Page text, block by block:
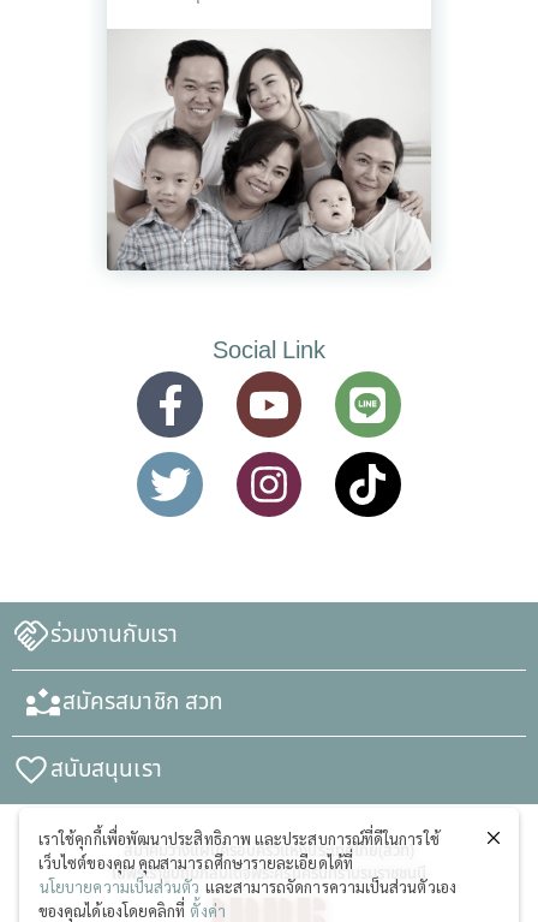
Social Link
ร่วมงานกับเรา
สมัครสมาชิก สวท
สนับสนุนเรา
สมาคมวางแผนครอบครัวแห่งประเทศไทย(สวท)
ในพระราชูปถัมภ์สมเด็จพระศรีนครินทราบรมราชชนนี
เราใช้คุกกี้เพื่อพัฒนาประสิทธิภาพ และประสบการณ์ที่ดีในการใช้
เว็บไซต์ของคุณ คุณสามารถศึกษารายละเอียดได้ที่
นโยบายความเป็นส่วนตัว และสามารถจัดการความเป็นส่วนตัวเอง
ของคุณได้เองโดยคลิกที่ ตั้งค่า